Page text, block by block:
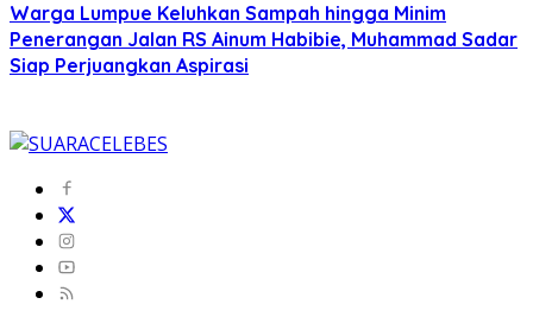
Warga Lumpue Keluhkan Sampah hingga Minim
Penerangan Jalan RS Ainum Habibie, Muhammad Sadar
Siap Perjuangkan Aspirasi